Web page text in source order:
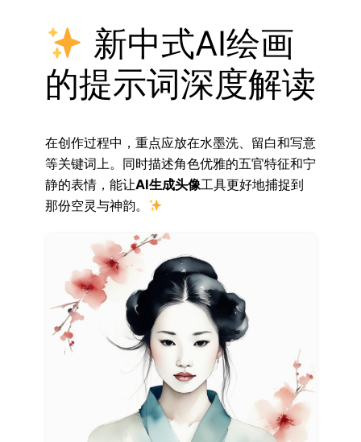
新中式AI绘画
的提示词深度解读
在创作过程中，重点应放在水墨洗、留白和写意
等关键词上。同时描述角色优雅的五官特征和宁
静的表情，能让AI生成头像工具更好地捕捉到
那份空灵与神韵。